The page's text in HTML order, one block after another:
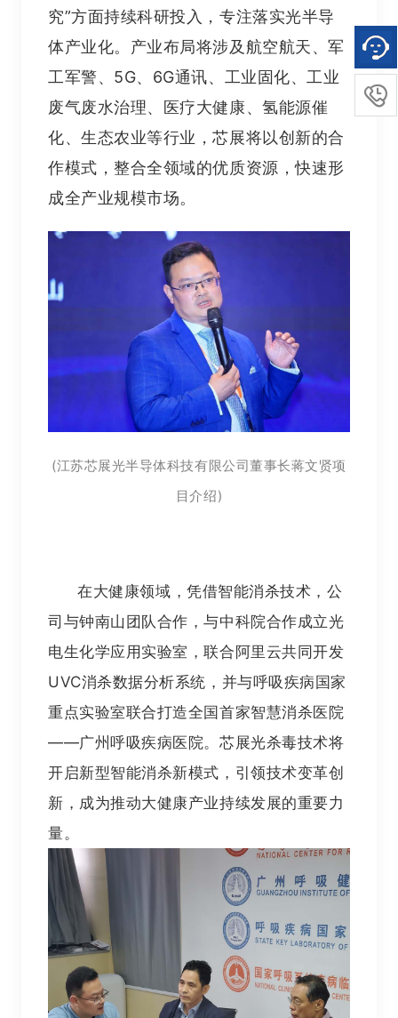
究”方面持续科研投入，专注落实光半导
体产业化。产业布局将涉及航空航天、军
工军警、5G、6G通讯、工业固化、工业
废气废水治理、医疗大健康、氢能源催
化、生态农业等行业，芯展将以创新的合
作模式，整合全领域的优质资源，快速形
成全产业规模市场。
(江苏芯展光半导体科技有限公司董事长蒋文贤项
目介绍)
在大健康领域，凭借智能消杀技术，公
司与钟南山团队合作，与中科院合作成立光
电生化学应用实验室，联合阿里云共同开发
UVC消杀数据分析系统，并与呼吸疾病国家
重点实验室联合打造全国首家智慧消杀医院
——广州呼吸疾病医院。芯展光杀毒技术将
开启新型智能消杀新模式，引领技术变革创
新，成为推动大健康产业持续发展的重要力
量。
